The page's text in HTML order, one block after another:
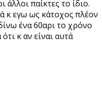
άλλοι παίκτες το ίδιο.
κ εγω ως κάτοχος πλέον
ένα 60αρι το χρόνο
κ αν είναι αυτά